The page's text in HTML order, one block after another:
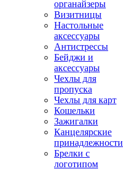
органайзеры
Визитницы
Настольные
аксессуары
Антистрессы
Бейджи и
аксессуары
Чехлы для
пропуска
Чехлы для карт
Кошельки
Зажигалки
Канцелярские
принадлежности
Брелки с
логотипом